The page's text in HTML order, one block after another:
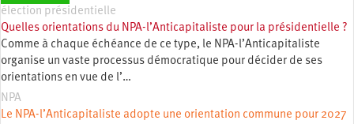
élection présidentielle
Quelles orientations du NPA-l’Anticapitaliste pour la présidentielle ?
Comme à chaque échéance de ce type, le NPA-l’Anticapitaliste
organise un vaste processus démocratique pour décider de ses
orientations en vue de l’…
NPA
Le NPA-l’Anticapitaliste adopte une orientation commune pour 2027